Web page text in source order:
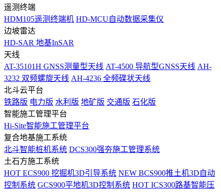
遥测终端
HDM105遥测终端机 HD-MCU自动数据采集仪
边坡雷达
HD-SAR 地基InSAR
天线
AT-35101H GNSS测量型天线 AT-4500 导航型GNSS天线 AH-
3232 双频螺旋天线 AH-4236 全频碟状天线
北斗云平台
铁路版 电力版 水利版 地矿版 交通版 石化版
智能施工管理平台
Hi-Site智能施工管理平台
复合地基施工系统
北斗智能桩机系统 DCS300强夯施工管理系统
土石方施工系统
HOT ECS900 挖掘机3D引导系统 NEW BCS900推土机3D自动
控制系统 GCS900平地机3D控制系统 HOT ICS300路基智能压